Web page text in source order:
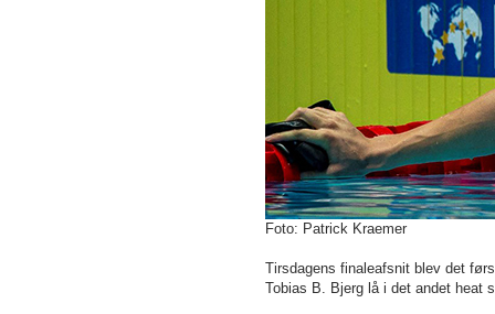
Foto: Patrick Kraemer
Tirsdagens finaleafsnit blev det
Tobias B. Bjerg lå i det andet heat